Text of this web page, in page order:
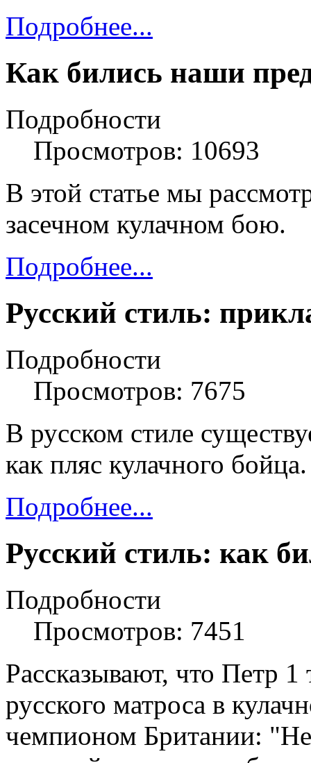
Подробнее...
Как бились наши
Подробности
Просмотров: 10693
В этой статье мы
засечном кулачном бою.
Подробнее...
Русский стиль:
Подробности
Просмотров: 7675
В русском стиле
как пляс кулачного бойца.
Подробнее...
Русский стиль: как
Подробности
Просмотров: 7451
Рассказывают, что Петр
русского матроса в
чемпионом Британии: